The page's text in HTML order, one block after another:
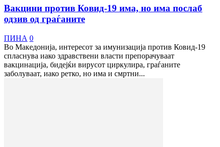
Вакцини против Ковид-19 има, но има послаб
одзив од граѓаните
ПИНА 0
Во Македонија, интересот за имунизација против Ковид-19
спласнува иако здравствени власти препорачуваат
вакцинација, бидејќи вирусот циркулира, граѓаните
заболуваат, иако ретко, но има и смртни...